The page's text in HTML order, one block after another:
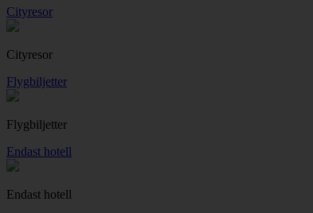
Cityresor
Cityresor
Flygbiljetter
Flygbiljetter
Endast hotell
Endast hotell